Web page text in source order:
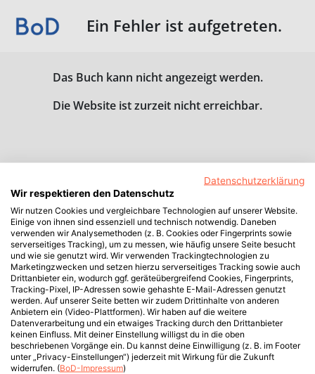
Ein Fehler ist aufgetreten.
Das Buch kann nicht angezeigt werden.
Die Website ist zurzeit nicht erreichbar.
Datenschutzerklärung
Wir respektieren den Datenschutz
Wir nutzen Cookies und vergleichbare Technologien auf unserer Website.
Einige von ihnen sind essenziell und technisch notwendig. Daneben
verwenden wir Analysemethoden (z. B. Cookies oder Fingerprints sowie
serverseitiges Tracking), um zu messen, wie häufig unsere Seite besucht
und wie sie genutzt wird. Wir verwenden Trackingtechnologien zu
Marketingzwecken und setzen hierzu serverseitiges Tracking sowie auch
Drittanbieter ein, wodurch ggf. geräteübergreifend Cookies, Fingerprints,
Tracking-Pixel, IP-Adressen sowie gehashte E-Mail-Adressen genutzt
werden. Auf unserer Seite betten wir zudem Drittinhalte von anderen
Anbietern ein (Video-Plattformen). Wir haben auf die weitere
Datenverarbeitung und ein etwaiges Tracking durch den Drittanbieter
keinen Einfluss. Mit deiner Einstellung willigst du in die oben
beschriebenen Vorgänge ein. Du kannst deine Einwilligung (z. B. im Footer
unter „Privacy-Einstellungen“) jederzeit mit Wirkung für die Zukunft
widerrufen. (BoD-Impressum)